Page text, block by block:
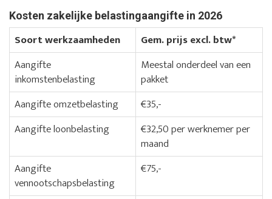
Kosten zakelijke belastingaangifte in 2026
Soort werkzaamheden
Gem. prijs excl. btw*
Aangifte
inkomstenbelasting
Meestal onderdeel van een
pakket
Aangifte omzetbelasting
€35,-
Aangifte loonbelasting
€32,50 per werknemer per
maand
Aangifte
vennootschapsbelasting
€75,-